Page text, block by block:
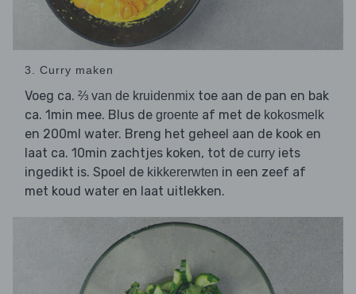
3. Curry maken
Voeg ca. ⅔ van de kruidenmix toe aan de pan en bak
ca. 1min mee. Blus de groente af met de kokosmelk
en 200ml water. Breng het geheel aan de kook en
laat ca. 10min zachtjes koken, tot de curry iets
ingedikt is. Spoel de kikkererwten in een zeef af
met koud water en laat uitlekken.